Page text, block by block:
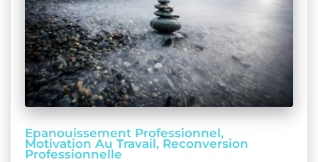
Epanouissement Professionnel
Motivation Au Travail Reconversion
Professionnelle